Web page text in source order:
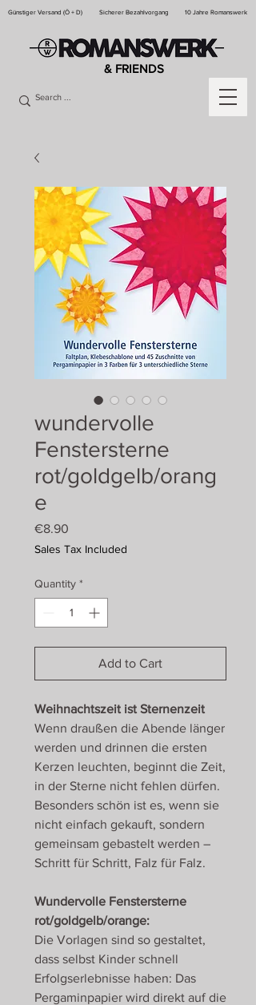
Günstiger Versand (Ö + D) Sicherer Bezahlvorgang 10 Jahre Romanswerk
& FRIENDS
wundervolle
Fenstersterne
rot/goldgelb/orang
e
€8.90
Sales Tax Included
Quantity *
Add to Cart
Weihnachtszeit ist Sternenzeit
Wenn draußen die Abende länger
werden und drinnen die ersten
Kerzen leuchten, beginnt die Zeit,
in der Sterne nicht fehlen dürfen.
Besonders schön ist es, wenn sie
nicht einfach gekauft, sondern
gemeinsam gebastelt werden –
Schritt für Schritt, Falz für Falz.
Wundervolle Fenstersterne
rot/goldgelb/orange:
Die Vorlagen sind so gestaltet,
dass selbst Kinder schnell
Erfolgserlebnisse haben: Das
Pergaminpapier wird direkt auf die